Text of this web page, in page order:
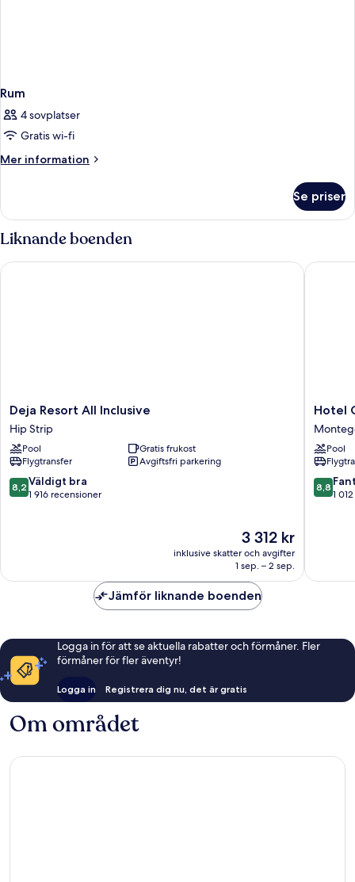
Rum
4 sovplatser
Gratis wi-fi
Mer information
Mer
Se priser
Liknande boenden
Deja
Resort
All
Inclusive
Hip
Strip
Deja Resort All Inclusive
Hip Strip
Pool
Gratis frukost
Flygtransfer
Avgiftsfri parkering
8.2
av
8,2 Väldigt bra
1 916 recensioner
Priset
3 312 kr
3 312 kr
inklusive skatter och avgifter
1 sep. – 2 sep.
Deja Resort All Inclusive
Hotel
Grand
A
View
Bay
Hotel
Pool
8.8
av
8,8
1
Hotel
Jämför liknande boenden
Logga in för att se aktuella rabatter och förmåner. Fler
förmåner för fler äventyr!
Logga in Registrera dig nu, det är gratis
Om området